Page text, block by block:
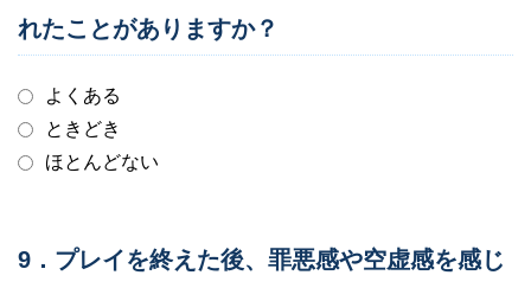
れたことがありますか？
よくある
ときどき
ほとんどない
9．プレイを終えた後、罪悪感や空虚感を感じ